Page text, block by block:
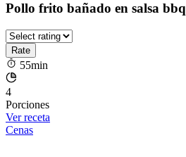
Pollo frito bañado en salsa bbq
55min
4
Porciones
Ver receta
Cenas